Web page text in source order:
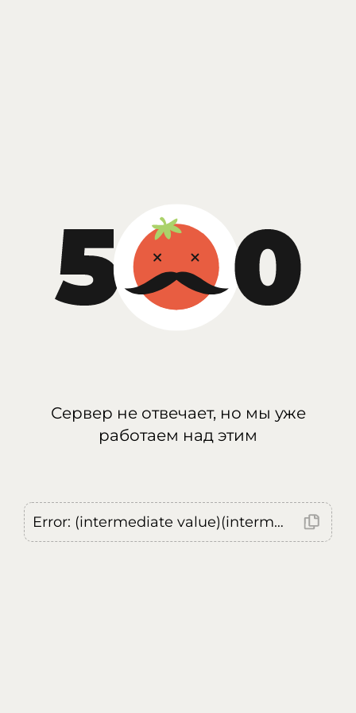
Сервер не отвечает, но мы уже
работаем над этим
Error: (intermediate value)(intermediate value)(intermediate value).replaceAll is not a function